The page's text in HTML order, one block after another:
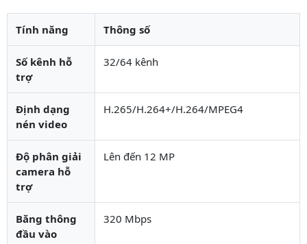
Tính năng Thông số
Số kênh hỗ
trợ
32/64 kênh
Định dạng
nén video
H.265/H.264+/H.264/MPEG4
Độ phân giải
camera hỗ
trợ
Lên đến 12 MP
Băng thông
đầu vào
320 Mbps